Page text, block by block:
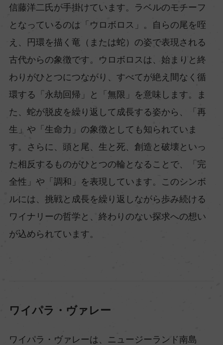
信藤洋二氏が手掛けています。ラベルのモチーフ
となっているのは「ウロボロス」。自らの尾を咥
え、円環を描く竜（または蛇）の姿で表現される
古代からの象徴です。ウロボロスは、始まりと終
わりがひとつにつながり、すべてが絶え間なく循
環する「永劫回帰」と「無限」を意味します。ま
た、蛇が脱皮を繰り返して成長する姿から、「再
生」や「生命力」の象徴としても知られていま
す。さらに、頭と尾、生と死、創造と破壊といっ
た相反するものがひとつの輪となることで、「完
全性」や「調和」を表現しています。このシンボ
ルには、挑戦と成長を繰り返しながら歩み続ける
ワイナリーの哲学と、終わりのない探求への想い
が込められています。
ワイパラ・ヴァレー
ワイパラ・ヴァレーは、ニュージーランド南島